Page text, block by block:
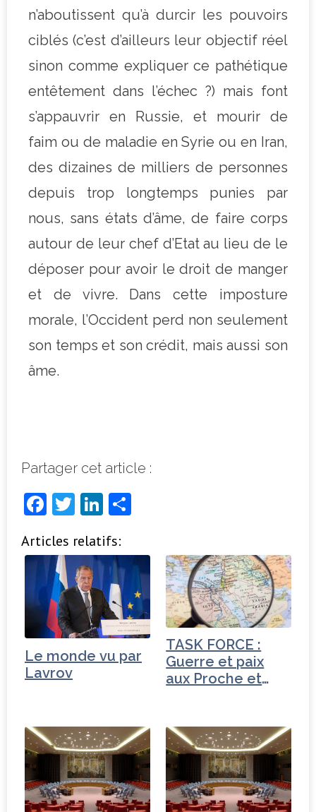
n’aboutissent qu’à durcir les pouvoirs
ciblés (c’est d’ailleurs leur objectif réel
sinon comme expliquer ce pathétique
entêtement dans l’échec ?) mais font
s’appauvrir en Russie, et mourir de
faim ou de maladie en Syrie ou en Iran,
des dizaines de milliers de personnes
depuis trop longtemps punies par
nous, sans états d’âme, de faire corps
autour de leur chef d’Etat au lieu de le
déposer pour avoir le droit de manger
et de vivre. Dans cette imposture
morale, l’Occident perd non seulement
son temps et son crédit, mais aussi son
âme.
Partager cet article :
F
c
e
b
o
o
k
T
it
t
e
r
Li
k
e
dI
n
ta
g
e
r
Articles relatifs:
Le monde vu par
Lavrov
TASK FORCE :
Guerre et paix
aux Proche et